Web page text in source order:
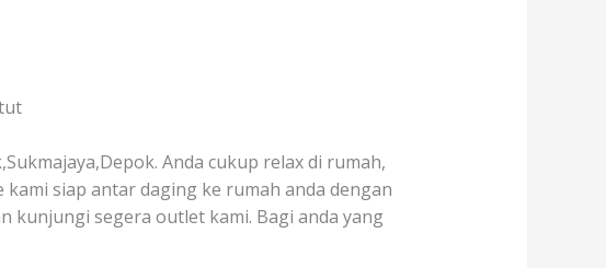
Anda cukup relax di rumah,
siap antar daging ke rumah anda dengan
kunjungi segera outlet kami. Bagi anda yang